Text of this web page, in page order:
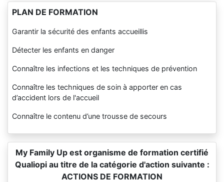
PLAN DE FORMATION
Garantir la sécurité des enfants accueillis
Détecter les enfants en danger
Connaître les infections et les techniques de prévention
Connaître les techniques de soin à apporter en cas
d’accident lors de l'accueil
Connaître le contenu d’une trousse de secours
My Family Up est organisme de formation certifié
Qualiopi au titre de la catégorie d'action suivante :
ACTIONS DE FORMATION